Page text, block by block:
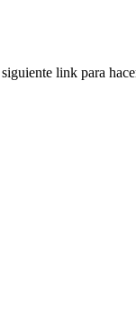
link para